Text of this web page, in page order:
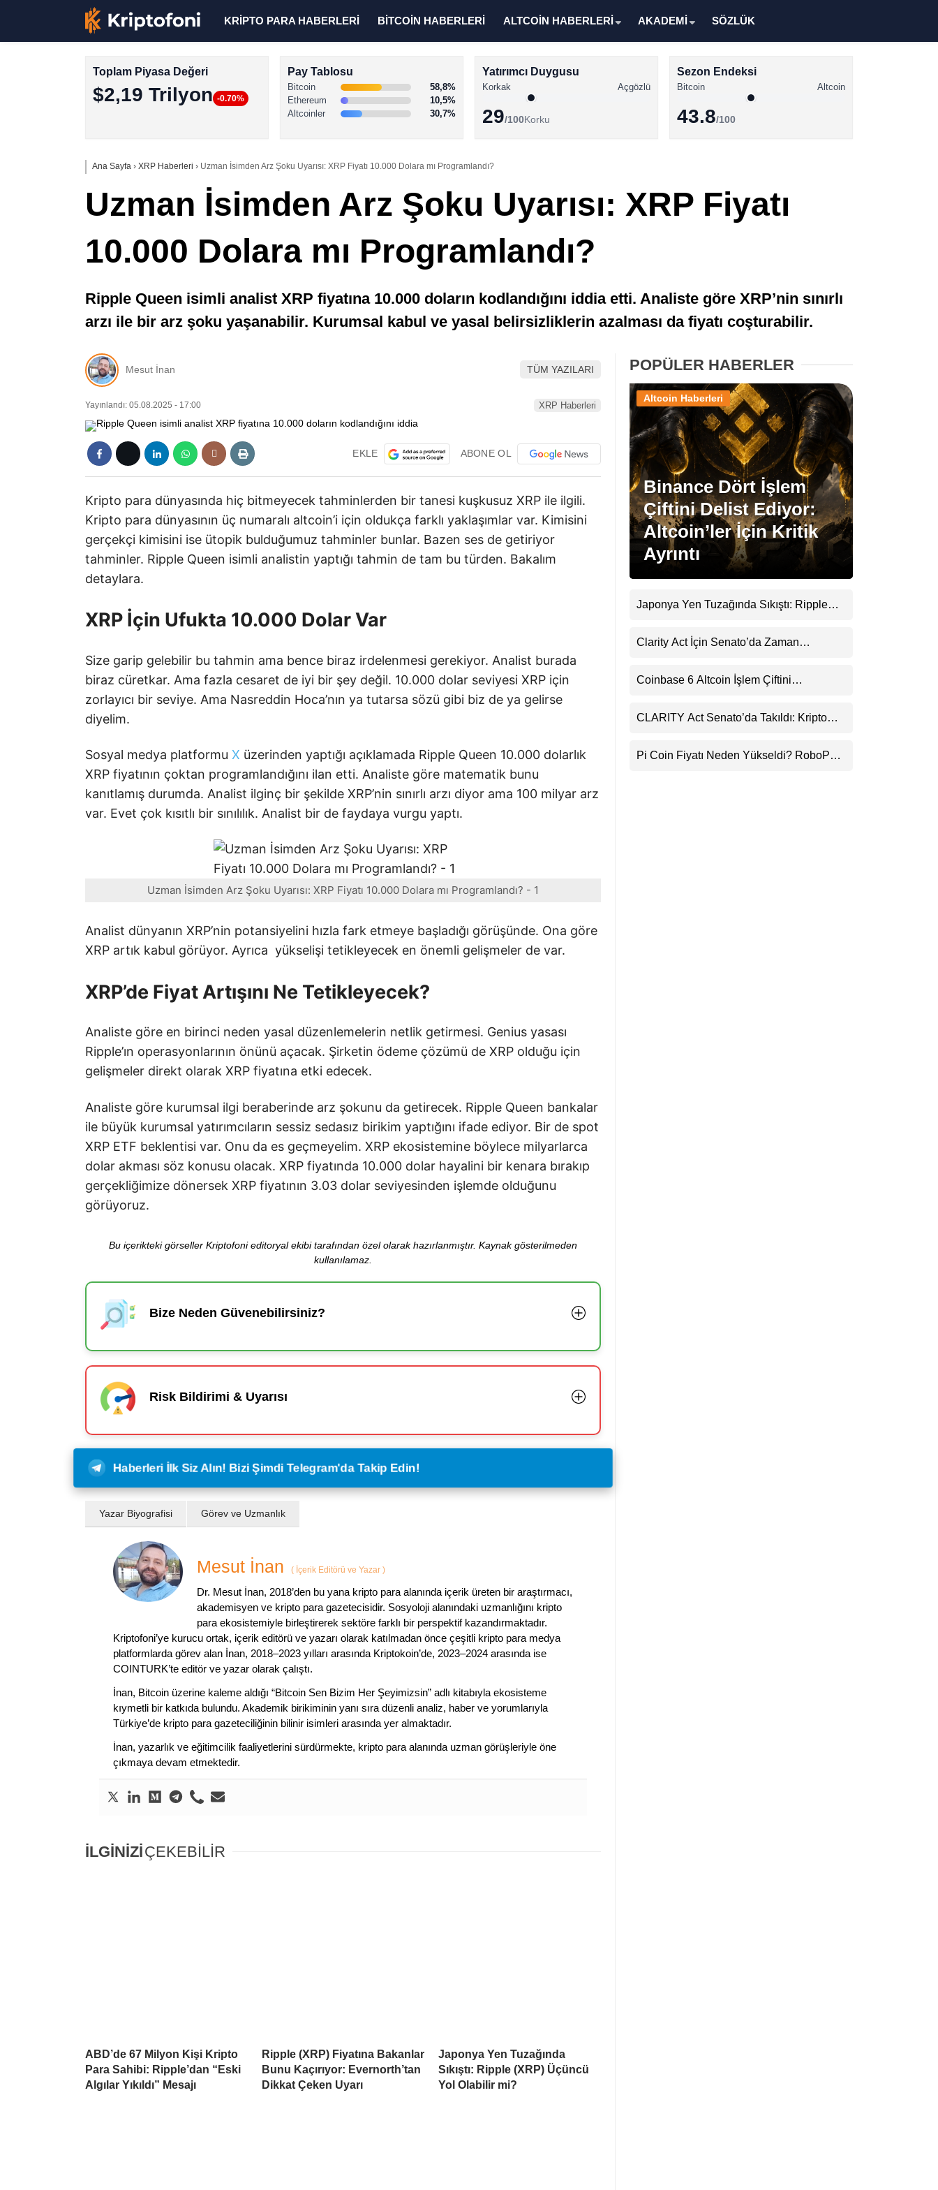
Altcoin Haberleri
Facebook
Instagram
Youtube
TikTok
KRİPTO PARA HABERLERİ BİTCOİN HABERLERİ ALTCOİN HABERLERİ AKADEMİ SÖZLÜK
Toplam Piyasa Değeri
$2,19 Trilyon -0.70%
Pay Tablosu
Bitcoin
58,8%
Ethereum
10,5%
Altcoinler
30,7%
Yatırımcı Duygusu
Korkak Açgözlü
29/100Korku
Sezon Endeksi
Bitcoin Altcoin
43.8/100
Ana Sayfa › XRP Haberleri › Uzman İsimden Arz Şoku Uyarısı: XRP Fiyatı 10.000 Dolara mı Programlandı?
Uzman İsimden Arz Şoku Uyarısı: XRP Fiyatı
10.000 Dolara mı Programlandı?
Ripple Queen isimli analist XRP fiyatına 10.000 doların kodlandığını iddia etti. Analiste göre XRP’nin sınırlı
arzı ile bir arz şoku yaşanabilir. Kurumsal kabul ve yasal belirsizliklerin azalması da fiyatı coşturabilir.
Mesut İnan TÜM YAZILARI
Yayınlandı: 05.08.2025 - 17:00 XRP Haberleri
EKLE ABONE OL
Kripto para dünyasında hiç bitmeyecek tahminlerden bir tanesi kuşkusuz XRP ile ilgili.
Kripto para dünyasının üç numaralı altcoin’i için oldukça farklı yaklaşımlar var. Kimisini
gerçekçi kimisini ise ütopik bulduğumuz tahminler bunlar. Bazen ses de getiriyor
tahminler. Ripple Queen isimli analistin yaptığı tahmin de tam bu türden. Bakalım
detaylara.
XRP İçin Ufukta 10.000 Dolar Var
Size garip gelebilir bu tahmin ama bence biraz irdelenmesi gerekiyor. Analist burada
biraz cüretkar. Ama fazla cesaret de iyi bir şey değil. 10.000 dolar seviyesi XRP için
zorlayıcı bir seviye. Ama Nasreddin Hoca’nın ya tutarsa sözü gibi biz de ya gelirse
diyelim.
Sosyal medya platformu X üzerinden yaptığı açıklamada Ripple Queen 10.000 dolarlık
XRP fiyatının çoktan programlandığını ilan etti. Analiste göre matematik bunu
kanıtlamış durumda. Analist ilginç bir şekilde XRP’nin sınırlı arzı diyor ama 100 milyar arz
var. Evet çok kısıtlı bir sınılılık. Analist bir de faydaya vurgu yaptı.
Uzman İsimden Arz Şoku Uyarısı: XRP Fiyatı 10.000 Dolara mı Programlandı? - 1
Analist dünyanın XRP’nin potansiyelini hızla fark etmeye başladığı görüşünde. Ona göre
XRP artık kabul görüyor. Ayrıca yükselişi tetikleyecek en önemli gelişmeler de var.
XRP’de Fiyat Artışını Ne Tetikleyecek?
Analiste göre en birinci neden yasal düzenlemelerin netlik getirmesi. Genius yasası
Ripple’ın operasyonlarının önünü açacak. Şirketin ödeme çözümü de XRP olduğu için
gelişmeler direkt olarak XRP fiyatına etki edecek.
Analiste göre kurumsal ilgi beraberinde arz şokunu da getirecek. Ripple Queen bankalar
ile büyük kurumsal yatırımcıların sessiz sedasız birikim yaptığını ifade ediyor. Bir de spot
XRP ETF beklentisi var. Onu da es geçmeyelim. XRP ekosistemine böylece milyarlarca
dolar akması söz konusu olacak. XRP fiyatında 10.000 dolar hayalini bir kenara bırakıp
gerçekliğimize dönersek XRP fiyatının 3.03 dolar seviyesinden işlemde olduğunu
görüyoruz.
Bu içerikteki görseller Kriptofoni editoryal ekibi tarafından özel olarak hazırlanmıştır. Kaynak gösterilmeden
kullanılamaz.
Bize Neden Güvenebilirsiniz?
Risk Bildirimi & Uyarısı
Haberleri İlk Siz Alın! Bizi Şimdi Telegram'da Takip Edin!
Yazar Biyografisi Görev ve Uzmanlık
Mesut İnan ( İçerik Editörü ve Yazar )
Dr. Mesut İnan, 2018’den bu yana kripto para alanında içerik üreten bir araştırmacı,
akademisyen ve kripto para gazetecisidir. Sosyoloji alanındaki uzmanlığını kripto
para ekosistemiyle birleştirerek sektöre farklı bir perspektif kazandırmaktadır.
Kriptofoni’ye kurucu ortak, içerik editörü ve yazarı olarak katılmadan önce çeşitli kripto para medya
platformlarda görev alan İnan, 2018–2023 yılları arasında Kriptokoin’de, 2023–2024 arasında ise
COINTURK’te editör ve yazar olarak çalıştı.
İnan, Bitcoin üzerine kaleme aldığı “Bitcoin Sen Bizim Her Şeyimizsin” adlı kitabıyla ekosisteme
kıymetli bir katkıda bulundu. Akademik birikiminin yanı sıra düzenli analiz, haber ve yorumlarıyla
Türkiye’de kripto para gazeteciliğinin bilinir isimleri arasında yer almaktadır.
İnan, yazarlık ve eğitimcilik faaliyetlerini sürdürmekte, kripto para alanında uzman görüşleriyle öne
çıkmaya devam etmektedir.
İLGİNİZİÇEKEBİLİR
ABD’de 67 Milyon Kişi Kripto
Para Sahibi: Ripple’dan “Eski
Algılar Yıkıldı” Mesajı
Ripple (XRP) Fiyatına Bakanlar
Bunu Kaçırıyor: Evernorth’tan
Dikkat Çeken Uyarı
Japonya Yen Tuzağında
Sıkıştı: Ripple (XRP) Üçüncü
Yol Olabilir mi?
POPÜLER HABERLER
Binance Dört İşlem
Çiftini Delist Ediyor:
Altcoin’ler İçin Kritik
Ayrıntı
Altcoin Haberleri
Japonya Yen Tuzağında Sıkıştı: Ripple
Clarity Act İçin Senato’da Zaman
Coinbase 6 Altcoin İşlem Çiftini
CLARITY Act Senato’da Takıldı: Kripto
Pi Coin Fiyatı Neden Yükseldi? RoboPay